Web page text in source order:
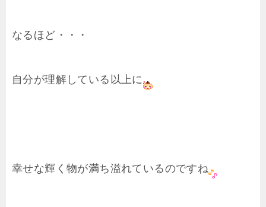
なるほど・・・
自分が理解している以上に
幸せな輝く物が満ち溢れているのですね